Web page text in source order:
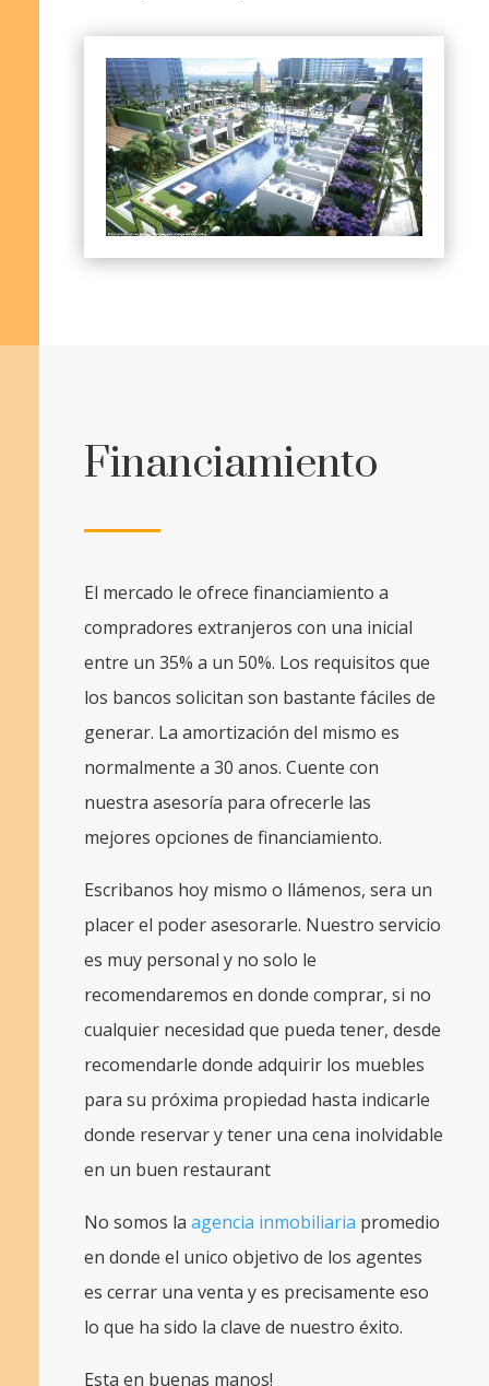
Financiamiento
El mercado le ofrece financiamiento a
compradores extranjeros con una inicial
entre un 35% a un 50%. Los requisitos que
los bancos solicitan son bastante fáciles de
generar. La amortización del mismo es
normalmente a 30 anos. Cuente con
nuestra asesoría para ofrecerle las
mejores opciones de financiamiento.
Escribanos hoy mismo o llámenos, sera un
placer el poder asesorarle. Nuestro servicio
es muy personal y no solo le
recomendaremos en donde comprar, si no
cualquier necesidad que pueda tener, desde
recomendarle donde adquirir los muebles
para su próxima propiedad hasta indicarle
donde reservar y tener una cena inolvidable
en un buen restaurant
No somos laagencia inmobiliaria promedio
en donde el unico objetivo de los agentes
es cerrar una venta y es precisamente eso
lo que ha sido la clave de nuestro éxito.
Esta en buenas manos!